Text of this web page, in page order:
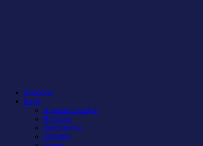
Новости
Клуб
Администрация
История
Документы
Закупки